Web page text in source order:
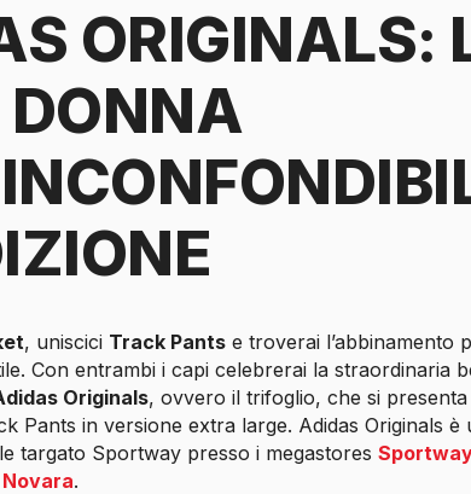
ORIGINALS:
, uniscici Track Pants e troverai l’abbinamento
Con entrambi i capi celebrerai la straordinaria
Originals, ovvero il trifoglio, che si
Pants in versione extra large. Adidas Originals
targato Sportway presso i megastores
.